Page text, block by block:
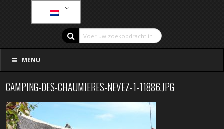
MENU
CAMPING-DES-CHAUMIERES-NEVEZ-1-11886.JPG